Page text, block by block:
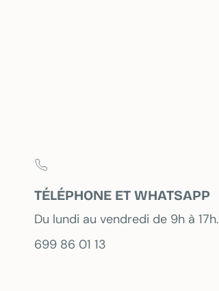
TÉLÉPHONE ET WHATSAPP
Du lundi au vendredi de 9h à 17h.
699 86 01 13